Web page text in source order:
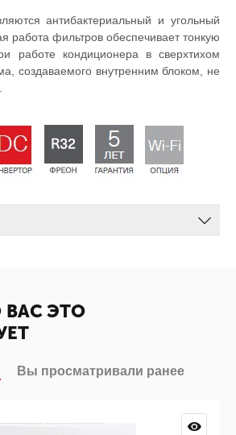
антибактериальный и угольный
работа фильтров обеспечивает тонкую
работе кондиционера в сверхтихом
создаваемого внутренним блоком, не
ЭТО
Вы просматривали ранее